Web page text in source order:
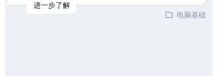
进一步了解
电脑基础